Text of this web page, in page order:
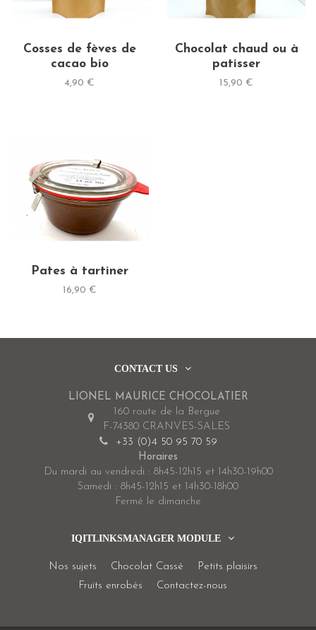
Cosses de fèves de
cacao bio
4,90 €
Chocolat chaud ou à
patisser
15,90 €
Pates à tartiner
16,90 €
CONTACT US
LIONEL MAURICE CHOCOLATIER
160 route de la Bergue
F-74380 CRANVES-SALES
+33 (0)4 50 95 70 59
Horaires
Du mardi au vendredi : 8h45-12h15 et 14h30-19h00
Samedi : 8h45-12h15 et 14h30-18h00
Fermé le dimanche
IQITLINKSMANAGER MODULE
Nos sujets Chocolat Cassé
Petits plaisirs
Fruits enrobés
Contactez-nous